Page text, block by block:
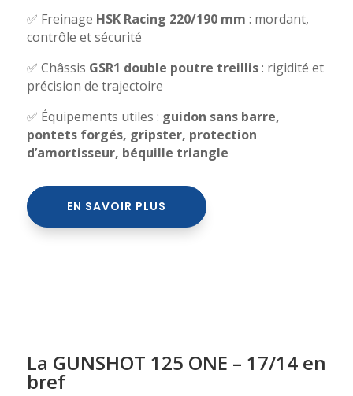
✅ Freinage HSK Racing 220/190 mm : mordant,
contrôle et sécurité
✅ Châssis GSR1 double poutre treillis: rigidité et
précision de trajectoire
✅ Équipements utiles : guidon sans barre,
pontets forgés, gripster, protection
d’amortisseur, béquille triangle
EN SAVOIR PLUS
La GUNSHOT 125 ONE – 17/14 en
bref